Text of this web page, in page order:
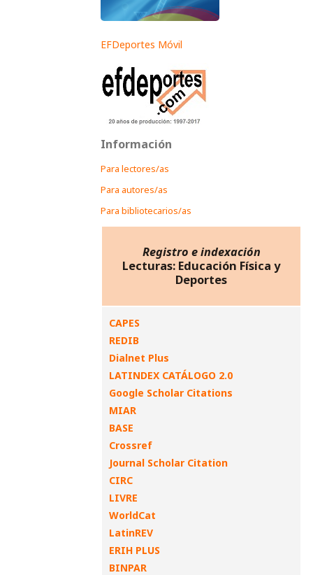
EFDeportes Móvil
Información
Para lectores/as
Para autores/as
Para bibliotecarios/as
Registro e indexación
Lecturas: Educación Física y
Deportes
CAPES
REDIB
Dialnet Plus
LATINDEX CATÁLOGO 2.0
Google Scholar Citations
MIAR
BASE
Crossref
Journal Scholar Citation
CIRC
LIVRE
WorldCat
LatinREV
ERIH PLUS
BINPAR